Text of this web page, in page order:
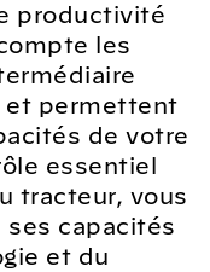
productivité
les
et permettent
de votre
essentiel
tracteur, vous
capacités
et du